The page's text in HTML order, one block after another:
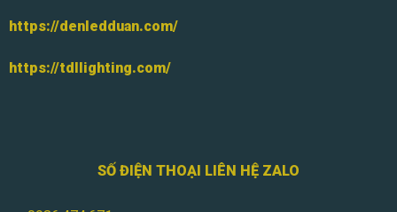
https://denledduan.com/
https://tdllighting.com/
SỐ ĐIỆN THOẠI LIÊN HỆ ZALO